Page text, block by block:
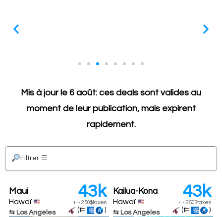
Deals longue-distance
Les vols longue-distance sont les MEILLEURS
points, alors ce sont les seuls listés (du moins
l'instant)
Mis à jour le 6 août: ces deals sont valides au
moment de leur publication, mais expirent
rapidement.
Filtrer ☰
Maui
Hawaï
⇆ Los Angeles
43k
+~250$taxes
(⇇ )
Kailua-Kona
Hawaï
⇆ Los Angeles
43k
+ ~250$taxes
(⇇ )